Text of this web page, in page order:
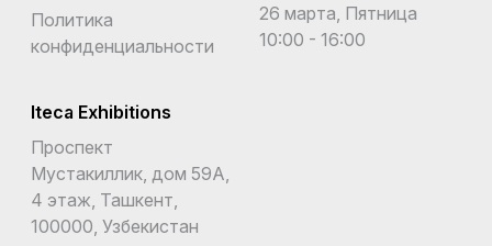
Политика
конфиденциальности
26 марта, Пятница
10:00 - 16:00
Iteca Exhibitions
Проспект
Мустакиллик, дом 59А,
4 этаж, Ташкент,
100000, Узбекистан